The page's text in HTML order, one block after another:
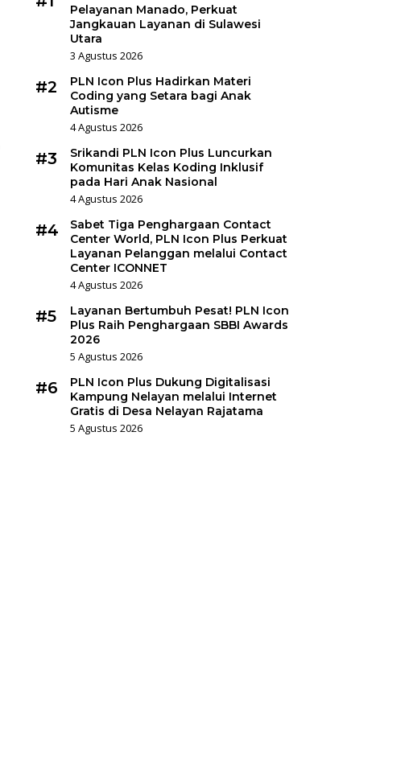
Pelayanan Manado, Perkuat
Jangkauan Layanan di Sulawesi
Utara
3 Agustus 2026
#2
PLN Icon Plus Hadirkan Materi
Coding yang Setara bagi Anak
Autisme
4 Agustus 2026
#3
Srikandi PLN Icon Plus Luncurkan
Komunitas Kelas Koding Inklusif
pada Hari Anak Nasional
4 Agustus 2026
#4
Sabet Tiga Penghargaan Contact
Center World, PLN Icon Plus Perkuat
Layanan Pelanggan melalui Contact
Center ICONNET
4 Agustus 2026
#5
Layanan Bertumbuh Pesat! PLN Icon
Plus Raih Penghargaan SBBI Awards
2026
5 Agustus 2026
#6
PLN Icon Plus Dukung Digitalisasi
Kampung Nelayan melalui Internet
Gratis di Desa Nelayan Rajatama
5 Agustus 2026